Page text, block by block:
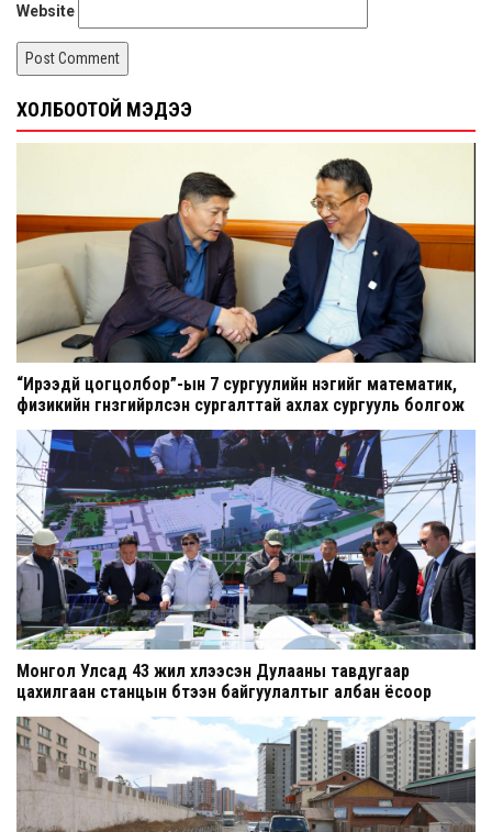
Website
ХОЛБООТОЙ МЭДЭЭ
“Ирээдүй цогцолбор”-ын 7 сургуулийн нэгийг математик,
физикийн гүнзгийрүүлсэн сургалттай ахлах сургууль болгож
шинэчилнэ
Монгол Улсад 43 жил хүлээсэн Дулааны тавдугаар
цахилгаан станцын бүтээн байгуулалтыг албан ёсоор
эхлүүллээ